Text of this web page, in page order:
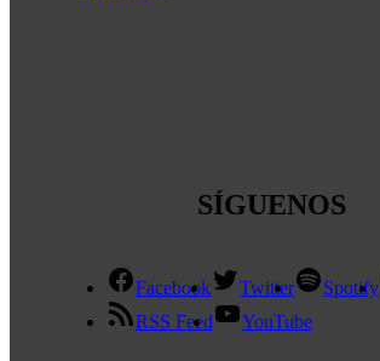
SÍGUENOS
Facebook Twitter Spotify
RSS Feed
YouTube